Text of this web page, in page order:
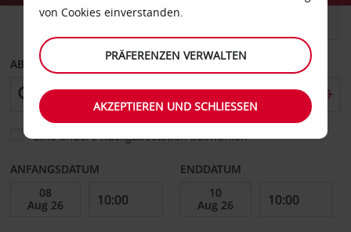
ABHOLEN VON
Eine andere Rückgabestation auswählen
ANFANGSDATUM ENDDATUM
von Cookies einverstanden.
PRÄFERENZEN VERWALTEN
AKZEPTIEREN UND SCHLIESSEN